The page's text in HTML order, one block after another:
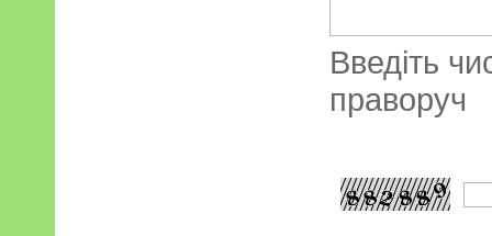
Введіть
праворуч